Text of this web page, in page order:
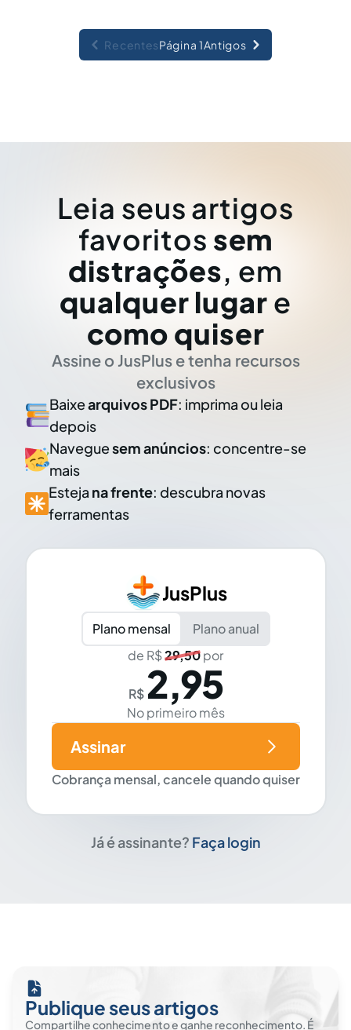
RecentesPágina 1Antigos
Leia seus artigos
favoritos sem
distrações, em
qualquer lugar e
como quiser
Assine o JusPlus e tenha recursos
exclusivos
Baixearquivos PDF: imprima ou leia
depois
Naveguesem anúncios: concentre-se
mais
Esteja na frente: descubra novas
ferramentas
JusPlus
Plano mensal
Plano anual
de R$29,50por
R$ 2,95
No primeiro mês
Cobrança mensal, cancele quando quiser
Assinar
Já é assinante? Faça login
Publique seus artigos
Compartilhe conhecimento e ganhe reconhecimento. É